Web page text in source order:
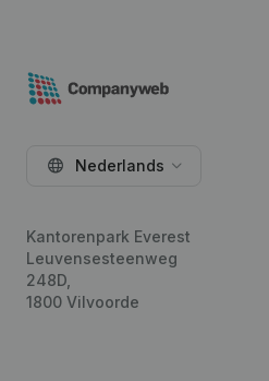
Nederlands
Kantorenpark Everest
Leuvensesteenweg
248D,
1800 Vilvoorde